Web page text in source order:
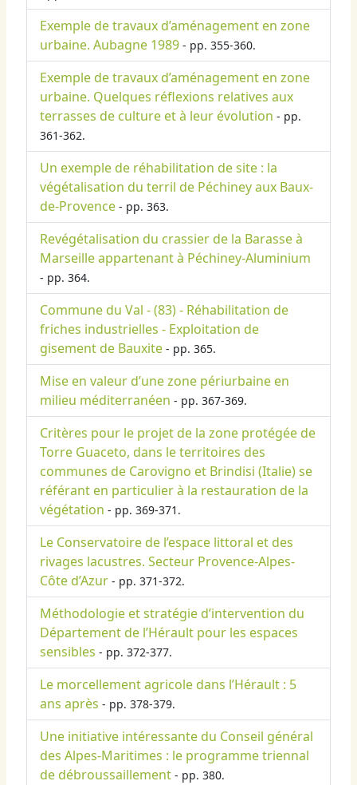
Exemple de travaux d’aménagement en zone
urbaine. Aubagne 1989 - pp. 355-360.
Exemple de travaux d’aménagement en zone
urbaine. Quelques réflexions relatives aux
terrasses de culture et à leur évolution - pp.
361-362.
Un exemple de réhabilitation de site : la
végétalisation du terril de Péchiney aux Baux-
de-Provence - pp. 363.
Revégétalisation du crassier de la Barasse à
Marseille appartenant à Péchiney-Aluminium
- pp. 364.
Commune du Val - (83) - Réhabilitation de
friches industrielles - Exploitation de
gisement de Bauxite - pp. 365.
Mise en valeur d’une zone périurbaine en
milieu méditerranéen - pp. 367-369.
Critères pour le projet de la zone protégée de
Torre Guaceto, dans le territoires des
communes de Carovigno et Brindisi (Italie) se
référant en particulier à la restauration de la
végétation - pp. 369-371.
Le Conservatoire de l’espace littoral et des
rivages lacustres. Secteur Provence-Alpes-
Côte d’Azur - pp. 371-372.
Méthodologie et stratégie d’intervention du
Département de l’Hérault pour les espaces
sensibles - pp. 372-377.
Le morcellement agricole dans l’Hérault : 5
ans après - pp. 378-379.
Une initiative intéressante du Conseil général
des Alpes-Maritimes : le programme triennal
de débroussaillement - pp. 380.